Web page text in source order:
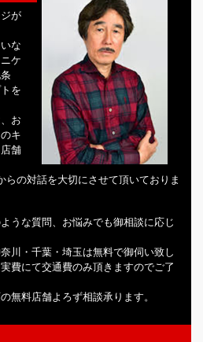
が
な
ケ
を
お
キ
舗
らの対話を大切にさせて頂いておりま
うな質問、お悩みでも御相談に応じ
川・千葉・埼玉は無料で御伺い致し
費にて交通費のみ頂きますのでご了
無料店舗よろず相談承ります。